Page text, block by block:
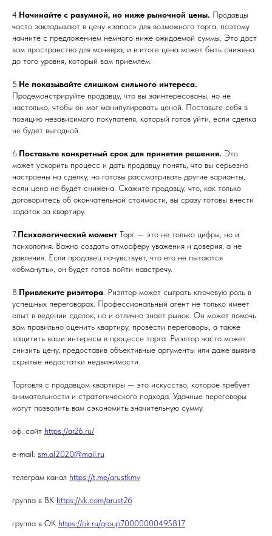
4.Начинайте с разумной, но ниже рыночной цены. Продавцы
часто закладывают в цену «запас» для возможного торга, поэтому
начните с предложением немного ниже ожидаемой суммы. Это даст
вам пространство для маневра, и в итоге цена может быть снижена
до того уровня, который вам приемлем.
5.Не показывайте слишком сильного интереса.
Продемонстрируйте продавцу, что вы заинтересованы, но не
настолько, чтобы он мог манипулировать ценой. Поставьте себя в
позицию независимого покупателя, который готов уйти, если сделка
не будет выгодной.
6.Поставьте конкретный срок для принятия решения. Это
может ускорить процесс и дать продавцу понять, что вы серьезно
настроены на сделку, но готовы рассматривать другие варианты,
если цена не будет снижена. Скажите продавцу, что, как только
договоритесь об окончательной стоимости, вы сразу готовы внести
задаток за квартиру.
7.Психологический момент Торг — это не только цифры, но и
психология. Важно создать атмосферу уважения и доверия, а не
давления. Если продавец почувствует, что его не пытаются
«обмануть», он будет готов пойти навстречу.
8.Привлеките риэлтора. Риэлтор может сыграть ключевую роль в
успешных переговорах. Профессиональный агент не только имеет
опыт в ведении сделок, но и отлично знает рынок. Он может помочь
вам правильно оценить квартиру, провести переговоры, а также
защитить ваши интересы в процессе торга. Риэлтор часто может
снизить цену, предоставив объективные аргументы или даже выявив
скрытые недостатки недвижимости.
Торговля с продавцом квартиры — это искусство, которое требует
внимательности и стратегического подхода. Удачные переговоры
могут позволить вам сэкономить значительную сумму.
оф. сайт https://ar26.ru/
e-mail: sm.al2020@mail.ru
телеграм канал https://t.me/arustkmv
группа в ВК https://vk.com/arust26
группа в ОК https://ok.ru/group70000000495817